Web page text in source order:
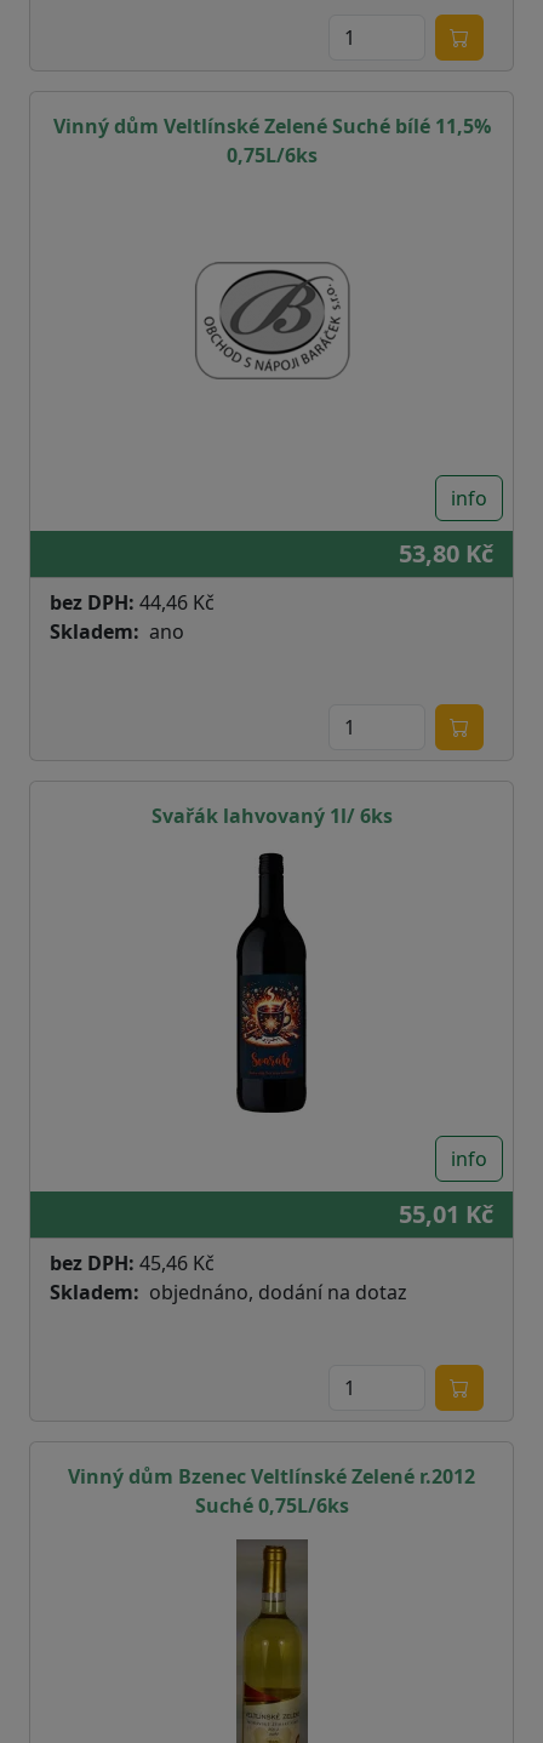
Vinný dům Veltlínské Zelené Suché bílé 11,5%
0,75L/6ks
info
53,80 Kč
bez DPH: 44,46 Kč
Skladem
ano
Svařák lahvovaný 1l/ 6ks
info
55,01 Kč
bez DPH: 45,46 Kč
Skladem
objednáno, dodání na dotaz
Vinný dům Bzenec Veltlínské Zelené r.2012
Suché 0,75L/6ks